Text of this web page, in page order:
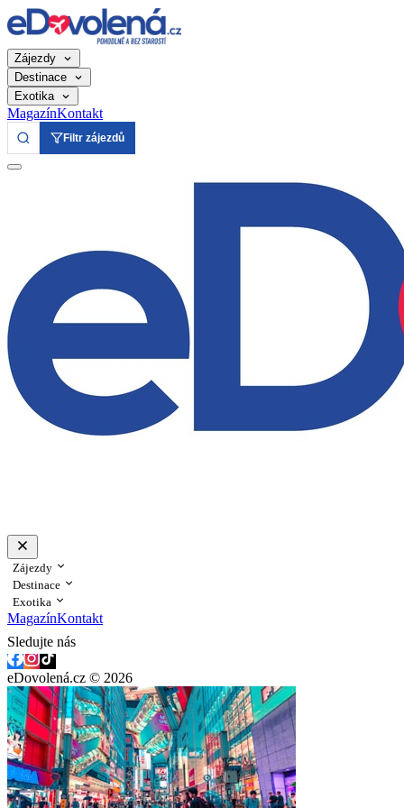
Zájezdy
Destinace
Exotika
MagazínKontakt
Filtr zájezdů
Zájezdy
Destinace
Exotika
MagazínKontakt
Sledujte nás
eDovolená.cz © 2026